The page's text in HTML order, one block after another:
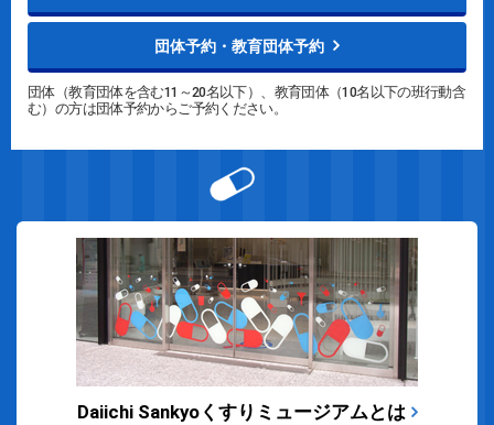
団体予約・教育団体予約
団体（教育団体を含む11～20名以下）、教育団体（10名以下の班行動含
む）の方は団体予約からご予約ください。
Daiichi Sankyoくすりミュージアムとは